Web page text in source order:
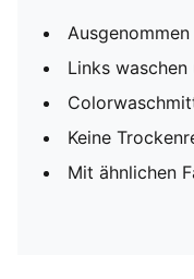
Links
Keine
Mit ähnlichen